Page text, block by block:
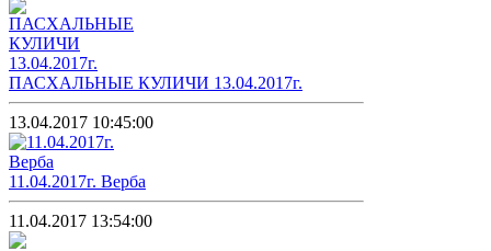
ПАСХАЛЬНЫЕ КУЛИЧИ 13.04.2017г.
13.04.2017 10:45:00
11.04.2017г. Верба
11.04.2017 13:54:00